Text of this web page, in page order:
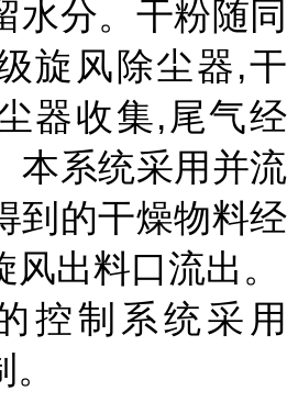
水分。干粉随同
旋风除尘器,干
器收集, 尾气经
本系统采用并流
到的干燥物料经
出料口流出。
控制系统采用